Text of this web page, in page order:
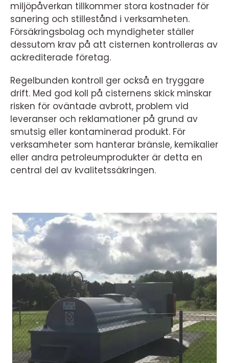
miljöpåverkan tillkommer stora kostnader för
sanering och stillestånd i verksamheten.
Försäkringsbolag och myndigheter ställer
dessutom krav på att cisternen kontrolleras av
ackrediterade företag.
Regelbunden kontroll ger också en tryggare
drift. Med god koll på cisternens skick minskar
risken för oväntade avbrott, problem vid
leveranser och reklamationer på grund av
smutsig eller kontaminerad produkt. För
verksamheter som hanterar bränsle, kemikalier
eller andra petroleumprodukter är detta en
central del av kvalitetssäkringen.